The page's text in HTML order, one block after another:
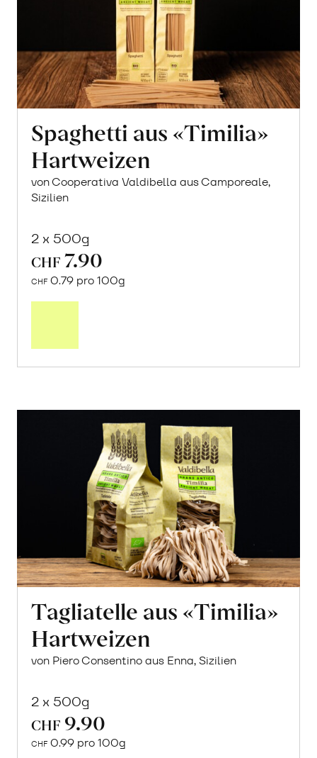
Spaghetti aus «Timilia»
Hartweizen
von Cooperativa Valdibella aus Camporeale,
Sizilien
2 x 500g
CHF 7.90
CHF 0.79 pro 100g
Tagliatelle aus «Timilia»
Hartweizen
von Piero Consentino aus Enna, Sizilien
2 x 500g
CHF 9.90
CHF 0.99 pro 100g